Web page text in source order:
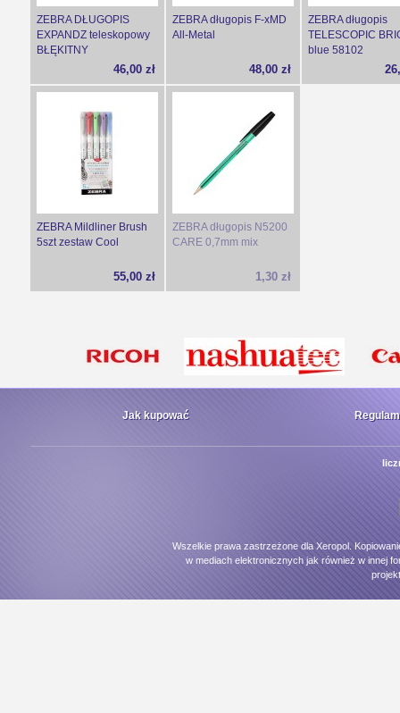
ZEBRA DŁUGOPIS
EXPANDZ teleskopowy
BŁĘKITNY
46,00 zł
ZEBRA długopis F-xMD
All-Metal
48,00 zł
ZEBRA długopis
TELESCOPIC
blue 58102
ZEBRA Mildliner Brush
5szt zestaw Cool
55,00 zł
ZEBRA długopis N5200
CARE 0,7mm mix
1,30 zł
Jak kupować
Wszelkie prawa zastrzeżone dla Xeropol.
w mediach elektronicznych jak również w innej